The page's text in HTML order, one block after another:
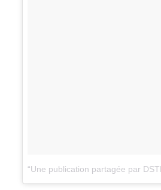
Une publication partagée par DSTEPHANIE